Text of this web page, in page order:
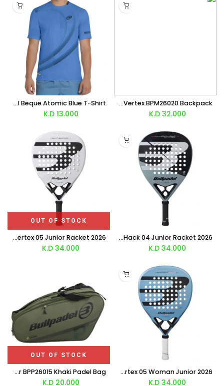
Bullpadel Chingotto Premier Padel Vertex BPM26020 Backpack
32.000
K.D
Bullpadel Beque Atomic Blue T-Shirt
13.000
K.D
Bullpadel Paquito Navarro Hack 04 Junior Racket 2026
34.000
OUT OF STOCK
Bullpadel Juan Tello Vertex 05 Junior Racket 2026
34.000
Bullpadel Delfi Brea Vertex 05 Woman Junior 2026
34.000
OUT OF STOCK
Bullpadel Premier Padel Tour BPP26015 Khaki Padel Bag
20.000
K.D